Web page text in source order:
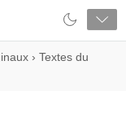
› Textes du